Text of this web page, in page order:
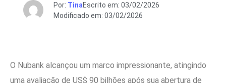
Por: TinaEscrito em: 03/02/2026
Modificado em: 03/02/2026
O Nubank alcançou um marco impressionante, atingindo
uma avaliação de US$ 90 bilhões após sua abertura de